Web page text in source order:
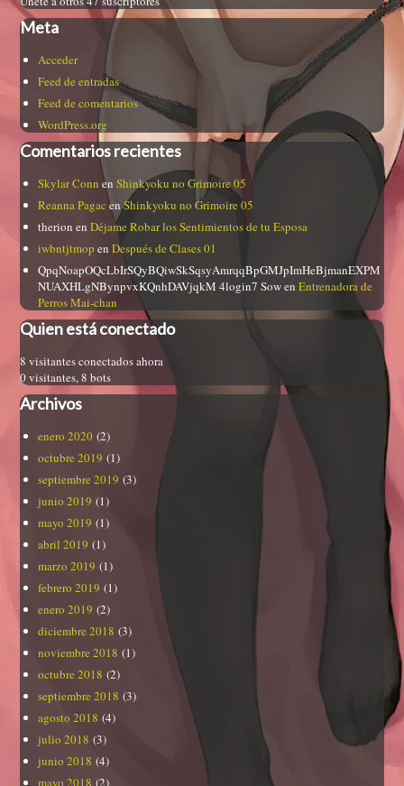
Meta
Acceder
Feed de entradas
Feed de comentarios
WordPress.org
Comentarios recientes
Skylar Conn enShinkyoku no Grimoire 05
Reanna Pagac enShinkyoku no Grimoire 05
therion enDéjame Robar los Sentimientos de tu Esposa
iwbntjtmop enDespués de Clases 01
QpqNoapOQcLbIrSQyBQiwSkSqsyAmrqqBpGMJpImHeBjmanEXPM
NUAXHLgNBynpvxKQnhDAVjqkM 4login7 SowenEntrenadora de
Perros Mai-chan
Quien está conectado
8 visitantes conectados ahora
0 visitantes,8 bots
Archivos
enero 2020 (2)
octubre 2019 (1)
septiembre 2019 (3)
junio 2019 (1)
mayo 2019 (1)
abril 2019 (1)
marzo 2019 (1)
febrero 2019 (1)
enero 2019 (2)
diciembre 2018 (3)
noviembre 2018 (1)
octubre 2018 (2)
septiembre 2018 (3)
agosto 2018 (4)
julio 2018 (3)
junio 2018 (4)
mayo 2018 (2)